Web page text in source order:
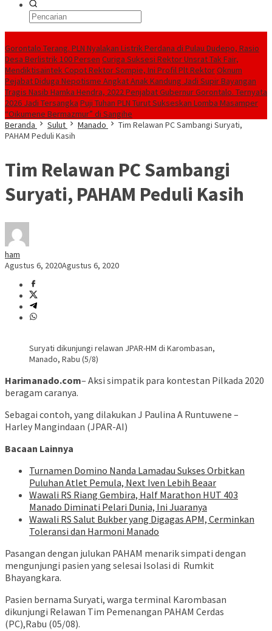
Gorontalo Terang. PLN Nyalakan Listrik Perdana di Pulau Dudepo, Rasio
Desa Berlistrik 100 Persen Curiga Suksesi Rektor Unsrat Tak Fair,
Mendiktisaintek Copot Rektor Sompie, Ini Profil Plt RektorOknum
Pejabat Diduga Nepotisme Angkat Anak Kandung Jadi Supir Bayangan
Tragis Nasib Hamka Hendra, 2022 Penjabat Gubernur Gorontalo. Ternyata
2026 Jadi Tersangka Puji Tuhan PLN Turut Sukseskan Lomba Masamper
“Oikumene Bermazmur” di Sangihe
Beranda
Sulut Manado
Tim Relawan PC Sambangi Suryati,
PAHAM Peduli Kasih
Tim Relawan PC Sambangi
Suryati, PAHAM Peduli Kasih
ham
Agustus 6, 2020Agustus 6, 2020
Suryati dikunjungi relawan JPAR-HM di Karombasan,
Manado, Rabu (5/8)
Harimanado.com– Aksi simpatik para kontestan Pilkada 2020
beragam caranya.
Sebagai contoh, yang dilakukan J Paulina A Runtuwene –
Harley Mangindaan (JPAR-AI)
Bacaan Lainnya
Turnamen Domino Nanda Lamadau Sukses Orbitkan
Puluhan Atlet Pemula, Next Iven Lebih Beaar
Wawali RS Riang Gembira, Half Marathon HUT 403
Manado Diminati Pelari Dunia, Ini Juaranya
Wawali RS Salut Bukber yang Digagas APM, Cerminkan
Toleransi dan Harmoni Manado
Pasangan dengan julukan PAHAM menarik simpati dengan
mengunjungi pasien yang selesai Isolasi di Rumkit
Bhayangkara.
Pasien bernama Suryati, warga terminal Karombasan
dikunjungi Relawan Tim Pemenangan PAHAM Cerdas
(PC),Rabu (05/08).